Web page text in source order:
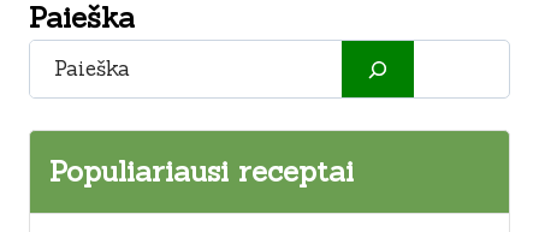
Paieška
Paieška
Populiariausi receptai